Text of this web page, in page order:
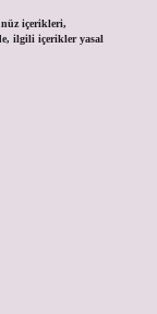
içerikleri,
ilgili içerikler yasal